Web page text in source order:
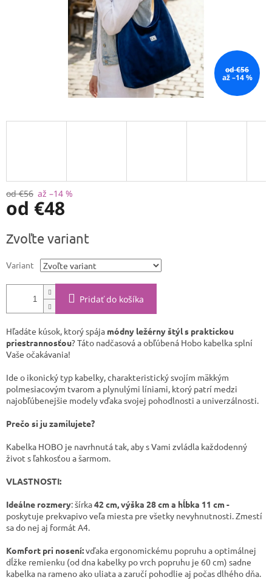
od €56
až –14 %
od €56 až –14 %
od €48
cena:
Zvoľte variant
Variant
Pridať do košíka
Hľadáte kúsok, ktorý spája módny ležérny štýl s praktickou
priestrannosťou? Táto nadčasová a obľúbená Hobo kabelka splní
Vaše očakávania!
Ide o ikonický typ kabelky, charakteristický svojím mäkkým
polmesiacovým tvarom a plynulými líniami, ktorý patrí medzi
najobľúbenejšie modely vďaka svojej pohodlnosti a univerzálnosti. ​
Prečo si ju zamilujete? ​
Kabelka HOBO je navrhnutá tak, aby s Vami zvládla každodenný
život s ľahkosťou a šarmom.
VLASTNOSTI:
Ideálne rozmery: šírka42 cm, výška 28 cm a hĺbka 11 cm -
poskytuje prekvapivo veľa miesta pre všetky nevyhnutnosti. Zmestí
sa do nej aj formát A4.
Komfort pri nosení:vďaka ergonomickému popruhu a optimálnej
dĺžke remienku (od dna kabelky po vrch popruhu je 60 cm) sadne
kabelka na rameno ako uliata a zaručí pohodlie aj počas dlhého dňa.